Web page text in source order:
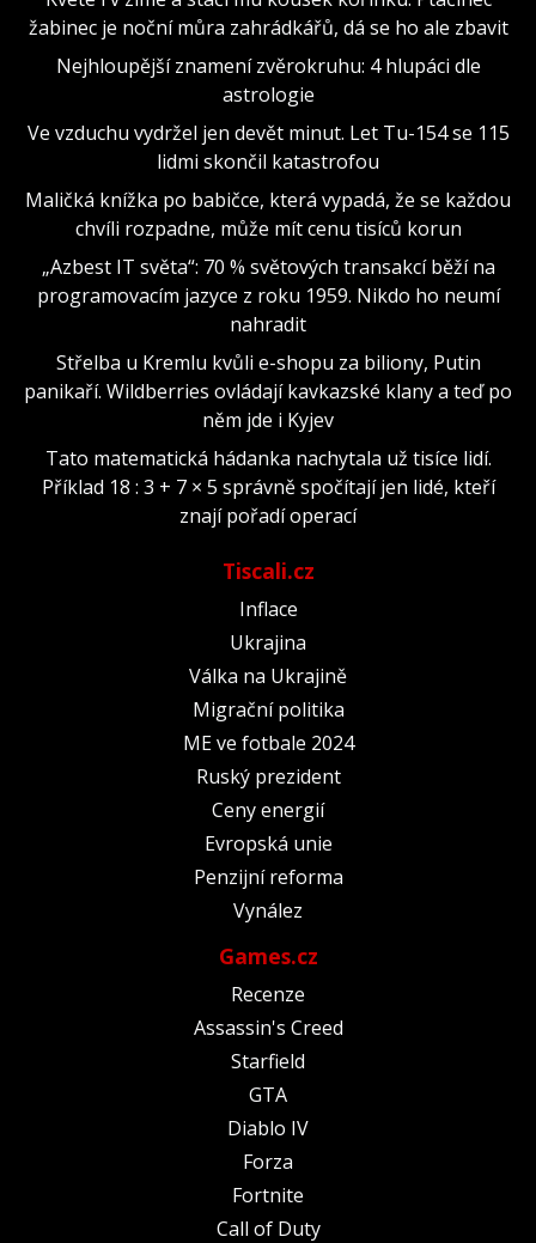
žabinec je noční můra zahrádkářů, dá se ho ale zbavit
Nejhloupější znamení zvěrokruhu: 4 hlupáci dle
astrologie
Ve vzduchu vydržel jen devět minut. Let Tu-154 se 115
lidmi skončil katastrofou
Maličká knížka po babičce, která vypadá, že se každou
chvíli rozpadne, může mít cenu tisíců korun
„Azbest IT světa“: 70 % světových transakcí běží na
programovacím jazyce z roku 1959. Nikdo ho neumí
nahradit
Střelba u Kremlu kvůli e-shopu za biliony, Putin
panikaří. Wildberries ovládají kavkazské klany a teď po
něm jde i Kyjev
Tato matematická hádanka nachytala už tisíce lidí.
Příklad 18 : 3 + 7 × 5 správně spočítají jen lidé, kteří
znají pořadí operací
Tiscali.cz
Inflace
Ukrajina
Válka na Ukrajině
Migrační politika
ME ve fotbale 2024
Ruský prezident
Ceny energií
Evropská unie
Penzijní reforma
Vynález
Games.cz
Recenze
Assassin's Creed
Starfield
GTA
Diablo IV
Forza
Fortnite
Call of Duty